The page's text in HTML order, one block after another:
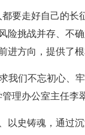
要走好自己的长
险挑战并存、不
进方向，提供了
我们不忘初心
理办公室主任李
以史铸魂，通过